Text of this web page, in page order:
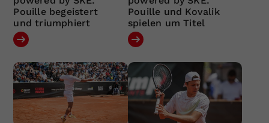
Pouille begeistert
und triumphiert
Pouille und Kovalik
spielen um Titel